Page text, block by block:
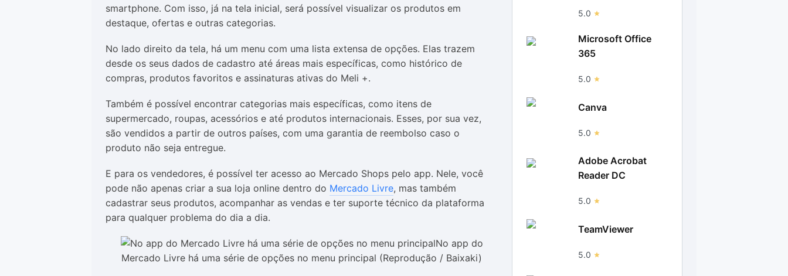
smartphone. Com isso, já na tela inicial, será possível visualizar os produtos em
destaque, ofertas e outras categorias.
No lado direito da tela, há um menu com uma lista extensa de opções. Elas trazem
desde os seus dados de cadastro até áreas mais específicas, como histórico de
compras, produtos favoritos e assinaturas ativas do Meli +.
Também é possível encontrar categorias mais específicas, como itens de
supermercado, roupas, acessórios e até produtos internacionais. Esses, por sua vez,
são vendidos a partir de outros países, com uma garantia de reembolso caso o
produto não seja entregue.
E para os vendedores, é possível ter acesso ao Mercado Shops pelo app. Nele, você
pode não apenas criar a sua loja online dentro do Mercado Livre, mas também
cadastrar seus produtos, acompanhar as vendas e ter suporte técnico da plataforma
para qualquer problema do dia a dia.
No app do
Mercado Livre há uma série de opções no menu principal (Reprodução / Baixaki)
5.0
Microsoft Office
365
5.0
Canva
5.0
Adobe Acrobat
Reader DC
5.0
TeamViewer
5.0